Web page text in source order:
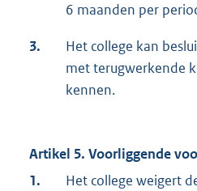
6 maanden per
3.
Het college kan
met terugwerkende
kennen.
Artikel 5. Voorliggende
1.
Het college weigert